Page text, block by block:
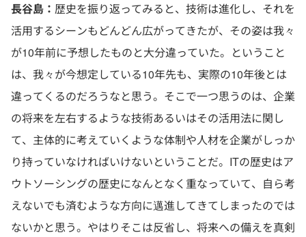
長谷島： 歴史を振り返ってみると、技術は進化し、それを
活用するシーンもどんどん広がってきたが、その姿は我々
が10年前に予想したものと大分違っていた。ということ
は、我々が今想定している10年先も、実際の10年後とは
違ってくるのだろうなと思う。そこで一つ思うのは、企業
の将来を左右するような技術あるいはその活用法に関し
て、主体的に考えていくような体制や人材を企業がしっか
り持っていなければいけないということだ。ITの歴史はア
ウトソーシングの歴史になんとなく重なっていて、自ら考
えないでも済むような方向に邁進してきてしまったのでは
ないかと思う。やはりそこは反省し、将来への備えを真剣